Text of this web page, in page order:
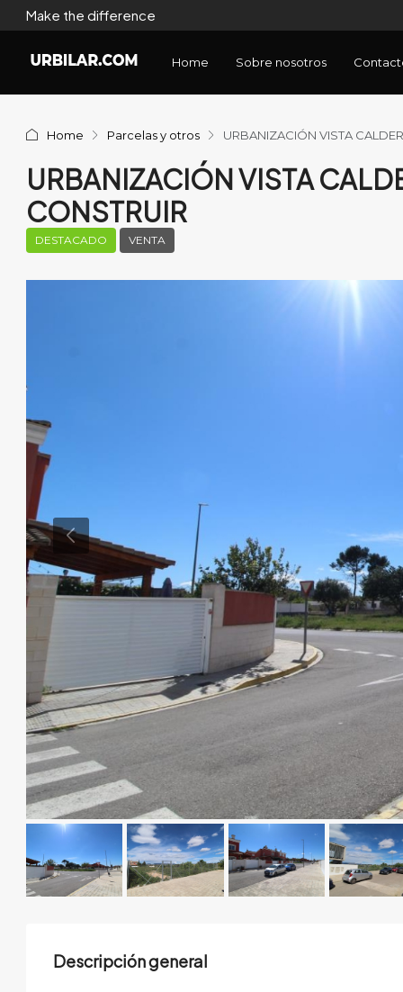
Make the difference
Home Sobre nosotros
Home Parcelas y otros URBANIZACIÓN VISTA
URBANIZACIÓN VISTA
CONSTRUIR
DESTACADO VENTA
Descripción general